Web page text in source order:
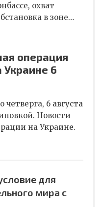
охват
в зоне…
операция
6
6 августа
Новости
на Украине.
для
мира с